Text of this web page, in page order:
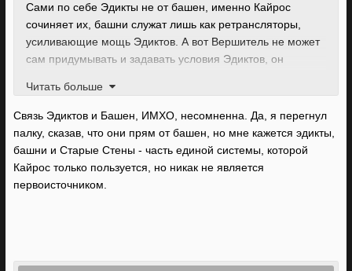
Сами по себе Эдикты не от башен, именно Кайрос
сочиняет их, башни служат лишь как ретрансляторы,
усиливающие мощь Эдиктов. А вот Вершитель не может
сам придумывать и задавать условия Эдиктов, он
Архонтами.
Читать больше
Связь Эдиктов и Башен, ИМХО, несомненна. Да, я перегнул
палку, сказав, что они прям от башен, но мне кажется эдикты,
башни и Старые Стены - часть единой системы, которой
Кайрос только пользуется, но никак не является
первоисточником.